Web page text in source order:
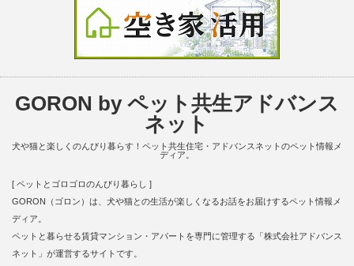
GORON by ペット共生アドバンス
ネット
犬や猫と楽しくのんびり暮らす！ペット共生住宅・アドバンスネットのペット情報メ
ディア。
[ ペットとゴロゴロのんびり暮らし ]
GORON（ゴロン）は、犬や猫との生活が楽しくなるお話をお届けするペット情報メ
ディア。
ペットと暮らせる賃貸マンション・アパートを専門に管理する「株式会社アドバンス
ネット」が運営するサイトです。